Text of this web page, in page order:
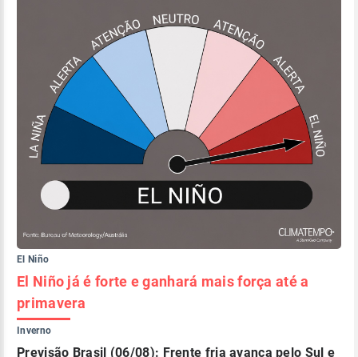
El Niño
El Niño já é forte e ganhará mais força até a
primavera
Inverno
Previsão Brasil (06/08): Frente fria avança pelo Sul e